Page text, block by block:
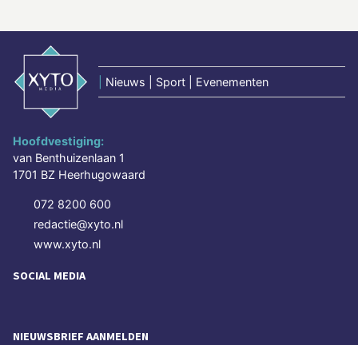
Nieuws | Sport | Evenementen
Hoofdvestiging:
van Benthuizenlaan 1
1701 BZ Heerhugowaard
072 8200 600
redactie@xyto.nl
www.xyto.nl
SOCIAL MEDIA
NIEUWSBRIEF AANMELDEN